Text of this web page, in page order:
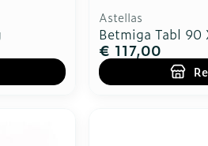
Astellas
Betmiga Tabl 90
€ 117,00